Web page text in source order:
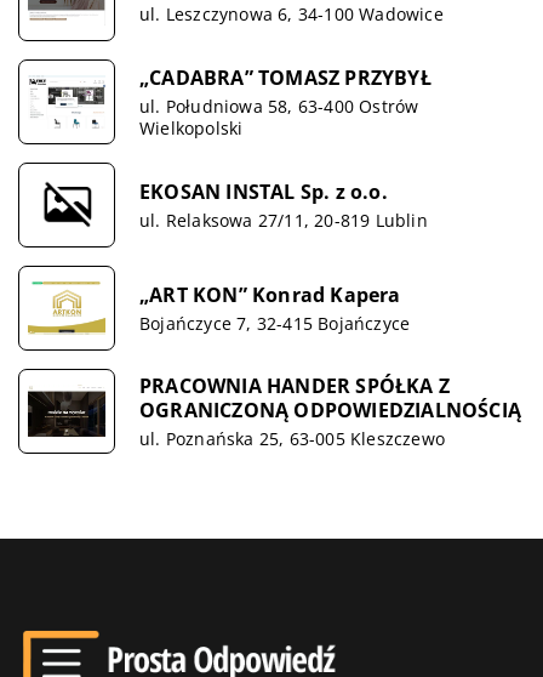
ul. Leszczynowa 6, 34-100 Wadowice
„CADABRA” TOMASZ PRZYBYŁ
ul. Południowa 58, 63-400 Ostrów
Wielkopolski
EKOSAN INSTAL Sp. z o.o.
ul. Relaksowa 27/11, 20-819 Lublin
„ART KON” Konrad Kapera
Bojańczyce 7, 32-415 Bojańczyce
PRACOWNIA HANDER SPÓŁKA Z
OGRANICZONĄ ODPOWIEDZIALNOŚCIĄ
ul. Poznańska 25, 63-005 Kleszczewo